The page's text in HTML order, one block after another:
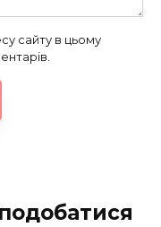
сайту в цьому